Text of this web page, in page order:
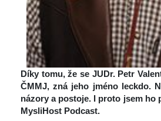
Díky tomu, že se JUDr. Petr
ČMMJ, zná jeho jméno leckdo.
názory a postoje. I proto jsem ho
MysliHost Podcast.